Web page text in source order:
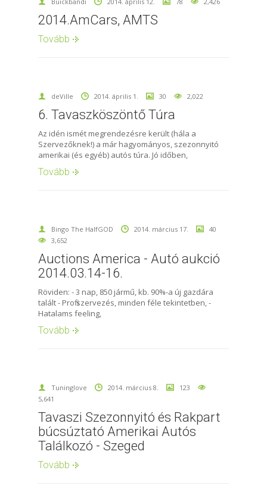
2014.AmCars, AMTS
Tovább
deVille 2014. április 1. 30 2,022
6. Tavaszköszöntő Túra
Az idén ismét megrendezésre került (hála a
Szervezőknek!) a már hagyományos, szezonnyitó
amerikai (és egyéb) autós túra. Jó időben,
Tovább
Bingo The HalfGOD 2014. március 17.
40
3,652
Auctions America - Autó aukció
2014.03.14-16.
Röviden: - 3 nap, 850 jármű, kb. 90%-a új gazdára
talált - Profi szervezés, minden féle tekintetben, -
Hatalams feeling,
Tovább
Tuninglove 2014. március 8.
123
5,641
Tavaszi Szezonnyitó és Rakpart
búcsúztató Amerikai Autós
Találkozó - Szeged
Tovább